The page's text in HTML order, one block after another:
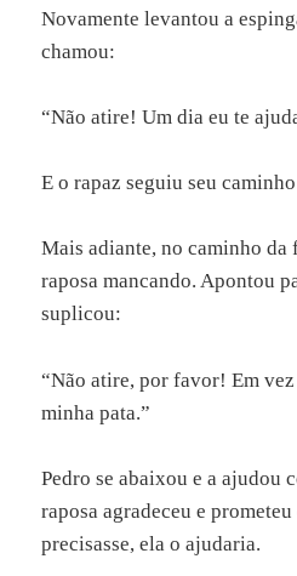
Novamente levantou a
chamou:
“Não atire! Um dia eu te
E o rapaz seguiu seu
Mais adiante, no caminho da
raposa mancando. Apontou
suplicou:
“Não atire, por favor! Em
minha pata.”
Pedro se abaixou e a ajudou
raposa agradeceu e
precisasse, ela o ajudaria.